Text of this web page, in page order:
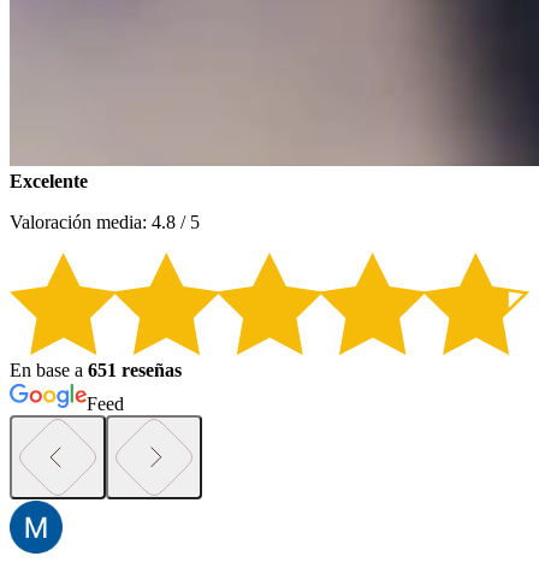
Excelente
Valoración media: 4.8 / 5
En base a 651 reseñas
Feed